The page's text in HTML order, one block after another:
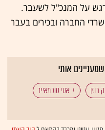
על המנכ"ל לשעבר.
במשרדי החברה ובכירים בעבר
אותי
רוזן אסי טוכמאייר